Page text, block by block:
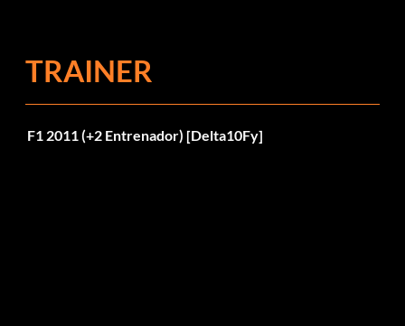
TRAINER
F1 2011 (+2 Entrenador) [Delta10Fy]